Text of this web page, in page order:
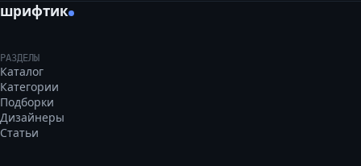
шрифтик
РАЗДЕЛЫ
Каталог
Категории
Подборки
Дизайнеры
Статьи